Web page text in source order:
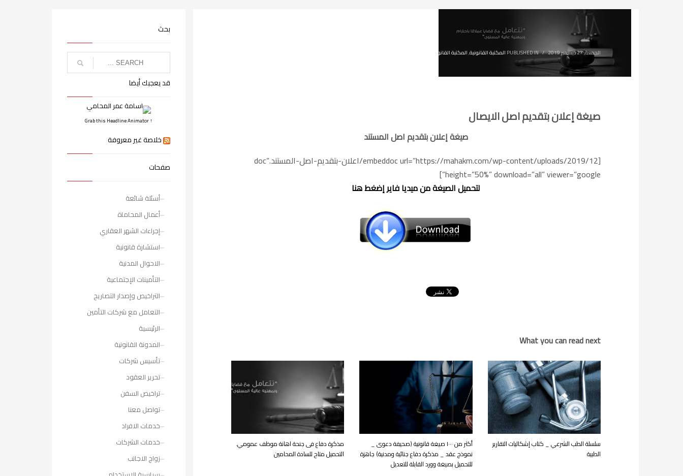
الجمعة, 27 ديسمبر 2019 /
PUBLISHED IN المكتبة القانونية,المكتبة القانونية العربية
صيغة إعلان بتقديم اصل الايصال
صيغة إعلان بتقديم اصل المستند
[embeddoc url=”https://mahakm.com/wp-content/uploads/2019/12/اعلان-بتقديم-اصل-المستند.doc”
height=”50%” download=”all” viewer=”google”]
لتحميل الصيغة من ميديا فاير إضغط هنا
What you can read next
سلسلة الطب الشرعي _ كتاب إشكاليات التقارير
الطبية
أكثر من ١٠٠٠ صيغة قانونية (صحيفة دعوى _
نموذج عقد _ مذكرة دفاع جنائية ومدنية) جاهزة
للتحميل بصيغة وورد القابلة للتعديل
مذكرة دفاع فى جنحة اهانة موظف عمومي.
التحميل متاح للسادة المحامين
بحث
قد يعجبك أيضا
↑ Grab this Headline Animator
خلاصة غير معروفة
صفحات
أسئلة شائعة
أعمال المحاماة
إجراءات الشهر العقاري
استشارة قانونية
الاحوال المدنية
التأمينات الإجتماعية
التراخيص وإصدار التصاريح
التعامل مع شركات التأمين
الرئيسية
المدونة القانونية
تأسيس شركات
تحرير العقود
تراخيص السفن
تواصل معنا
خدمات الافراد
خدمات الشركات
زواج الاجانب